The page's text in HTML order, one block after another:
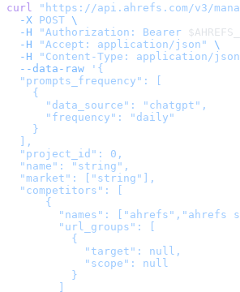
curl " https://api.ahrefs.com/v3/
  -X
POST \
  -H
"Authorization: Bearer
  -H
"Accept: application/json"
\
  -H
"Content-Type: application/
  --data-raw
' {
  "prompts_frequency": [
    {
      "data_source": "chatgpt",
      "frequency": "daily"
    }
  ],
  "project_id": 0,
  "name": "string",
  "market": ["string"],
  "competitors": [
      {
"names": ["ahrefs","ahrefs
        "url_groups": [
          {
            "target": null,
            "scope": null
          }